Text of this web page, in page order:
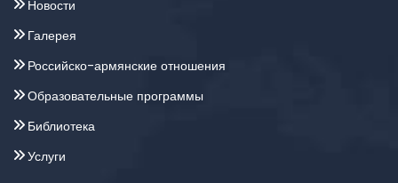
Новости
Галерея
Российско-армянские отношения
Образовательные программы
Библиотека
Услуги